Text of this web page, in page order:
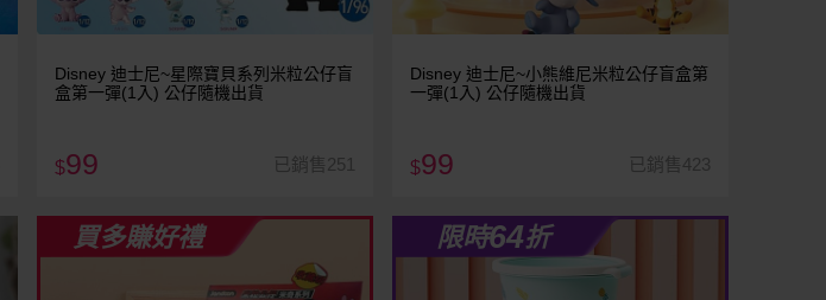
Disney 迪士尼~星際寶貝系列米粒公仔盲
盒第一彈(1入) 公仔隨機出貨
$99 已銷售251
Disney 迪士尼~小熊維尼米粒公仔盲盒第
一彈(1入) 公仔隨機出貨
$99 已銷售423
買多賺好禮 限時64折